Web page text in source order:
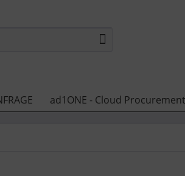
ad1ONE - Cloud Procurement